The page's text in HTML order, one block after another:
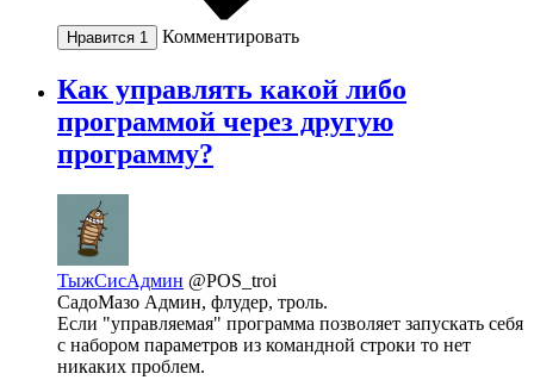
Нравится 1 Комментировать
Как управлять какой либо
программой через другую
программу?
ТыжСисАдмин @POS_troi
СадоМазо Админ, флудер, троль.
Если "управляемая" программа позволяет запускать себя
с набором параметров из командной строки то нет
никаких проблем.